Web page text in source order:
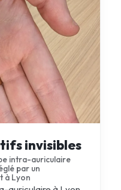
invisibles
intra-auriculaire
par un
à Lyon